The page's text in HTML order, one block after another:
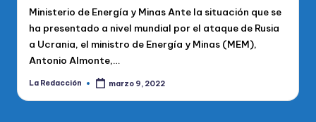
Ministerio de Energía y Minas Ante la situación que se
ha presentado a nivel mundial por el ataque de Rusia
a Ucrania, el ministro de Energía y Minas (MEM),
Antonio Almonte,…
Publicado
La Redacción marzo 9, 2022